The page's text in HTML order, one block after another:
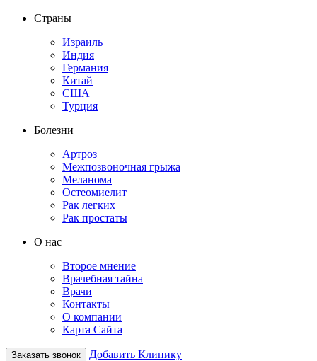
Страны
Израиль
Индия
Германия
Китай
США
Турция
Болезни
Артроз
Межпозвоночная грыжа
Меланома
Остеомиелит
Рак легких
Рак простаты
О нас
Второе мнение
Врачебная тайна
Врачи
Контакты
О компании
Карта Сайта
Заказать звонок Добавить Клинику